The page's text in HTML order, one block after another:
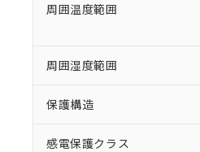
周囲温度範囲
周囲湿度範囲
保護構造
感電保護クラス